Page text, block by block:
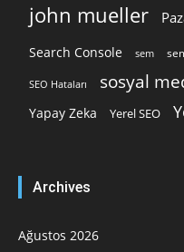
john mueller
Search Console sem
SEO Hataları sosyal
Yapay Zeka Yerel SEO
Archives
Ağustos 2026